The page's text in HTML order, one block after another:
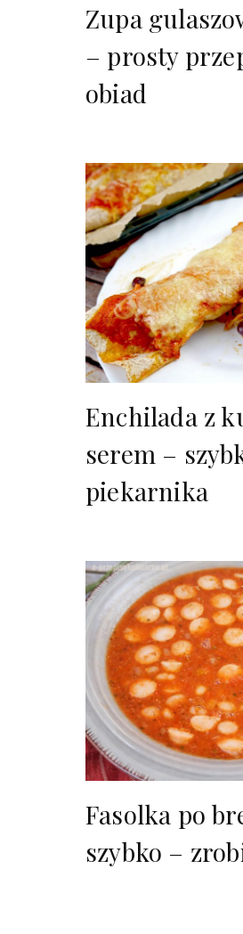
Zupa
– prosty
obiad
Enchilada z
serem –
piekarnika
Fasolka po
szybko –